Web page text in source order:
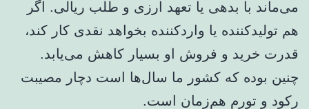
می‌ماند با بدهی یا تعهد ارزی و طلب ریالی. اگر
هم تولیدکننده یا واردکننده بخواهد نقدی کار کند،
قدرت خرید و فروش‌ او بسیار کاهش می‌یابد.
چنین بوده که کشور ما سال‌ها است دچار مصیبت
رکود و تورمِ هم‌زمان است.